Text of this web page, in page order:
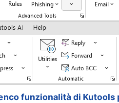
funzionalità di Kutools